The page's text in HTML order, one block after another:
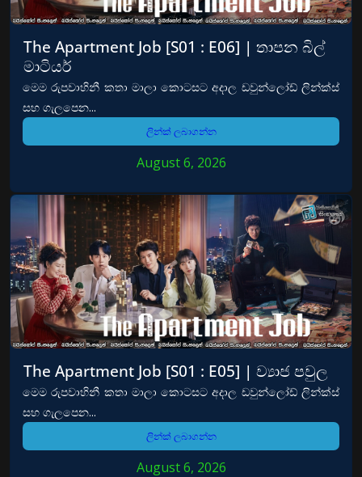
The Apartment Job [S01 : E06] | තාපන බිල්
මාටියර්
මෙම රුපවාහිනී කතා මාලා කොටසට අදාල ඩවුන්ලෝඩ් ලින්ක්ස්
සහ ගැලපෙන...
ලින්ක් ලබාගන්න
August 6, 2026
The Apartment Job [S01 : E05] | ව්‍යාජ පවුල
මෙම රුපවාහිනී කතා මාලා කොටසට අදාල ඩවුන්ලෝඩ් ලින්ක්ස්
සහ ගැලපෙන...
ලින්ක් ලබාගන්න
August 6, 2026